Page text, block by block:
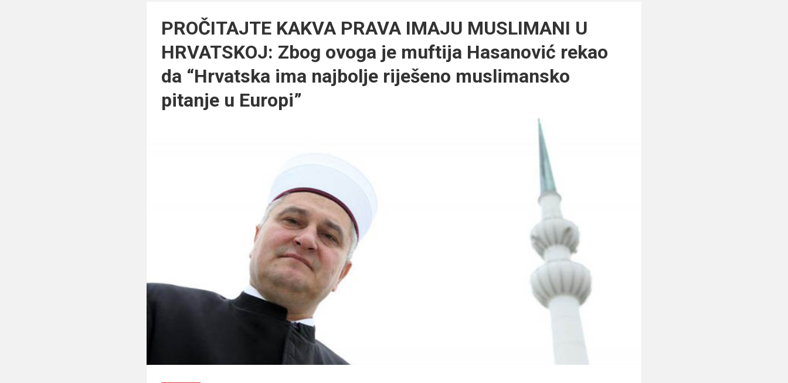
PROČITAJTE KAKVA PRAVA IMAJU MUSLIMANI U
HRVATSKOJ: Zbog ovoga je muftija Hasanović rekao
da “Hrvatska ima najbolje riješeno muslimansko
pitanje u Europi”